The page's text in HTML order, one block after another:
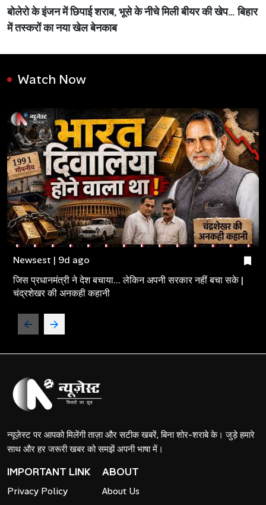
बोलेरो के इंजन में छिपाई शराब, भूसे के नीचे मिली बीयर की खेप… बिहार
में तस्करों का नया खेल बेनकाब
Watch Now
Newsest | 9d ago
जिस प्रधानमंत्री ने देश बचाया... लेकिन अपनी सरकार नहीं बचा सके |
चंद्रशेखर की अनकही कहानी
न्यूज़ेस्ट पर आपको मिलेंगी ताज़ा और सटीक खबरें, बिना शोर-शराबे के। जुड़े हमारे
साथ और हर जरूरी खबर को समझें अपनी भाषा में।
IMPORTANT LINK
Privacy Policy
ABOUT
About Us